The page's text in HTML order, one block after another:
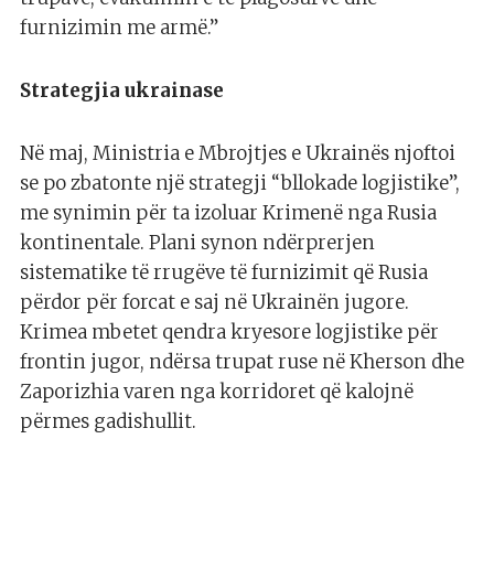
furnizimin me armë.”
Strategjia ukrainase
Në maj, Ministria e Mbrojtjes e Ukrainës njoftoi
se po zbatonte një strategji “bllokade logjistike”,
me synimin për ta izoluar Krimenë nga Rusia
kontinentale. Plani synon ndërprerjen
sistematike të rrugëve të furnizimit që Rusia
përdor për forcat e saj në Ukrainën jugore.
Krimea mbetet qendra kryesore logjistike për
frontin jugor, ndërsa trupat ruse në Kherson dhe
Zaporizhia varen nga korridoret që kalojnë
përmes gadishullit.